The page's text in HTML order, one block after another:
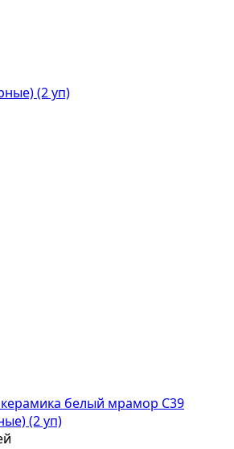
керамика белый мрамор С39
(2 уп)